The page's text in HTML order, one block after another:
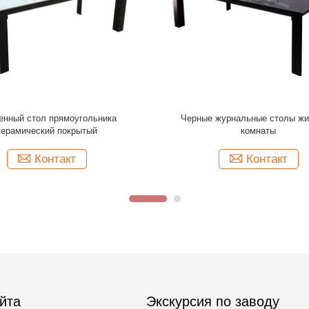
журнальных столов ширины
художественное требовало
Контакт
Ширина журнальных столов
современного различного
Контакт
Экскурсия по заводу